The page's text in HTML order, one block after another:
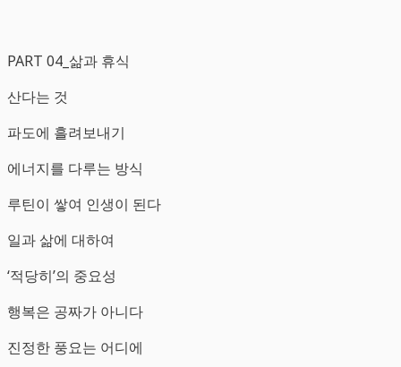
PART 04_삶과 휴식
산다는 것
파도에 흘려보내기
에너지를 다루는 방식
루틴이 쌓여 인생이 된다
일과 삶에 대하여
‘적당히’의 중요성
행복은 공짜가 아니다
진정한 풍요는 어디에